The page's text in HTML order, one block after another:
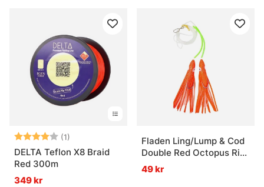
Betyg: (1)
4.0 utav 5 stjärnor
DELTA Teflon X8 Braid
Red 300m
349 kr
Fladen Ling/Lump & Cod
Double Red Octopus Rig
7/0 1.0mm
49 kr